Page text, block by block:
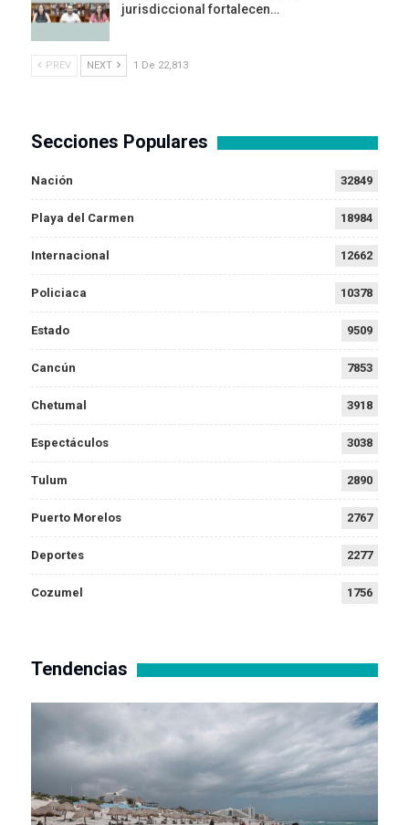
jurisdiccional fortalecen…
PREV NEXT 1 De 22,813
Secciones Populares
Nación 32849
Playa del Carmen 18984
Internacional 12662
Policiaca 10378
Estado 9509
Cancún 7853
Chetumal 3918
Espectáculos 3038
Tulum 2890
Puerto Morelos 2767
Deportes 2277
Cozumel 1756
Tendencias